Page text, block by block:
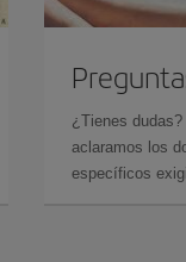
¿Tienes
aclaramos los
específicos